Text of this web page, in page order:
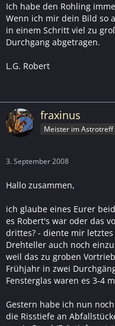
Ich habe den Rohling
Wenn ich mir dein Bild so
in einem Schritt viel zu
Durchgang abgetragen.
L.G. Robert
fraxinus
Meister im Astrotreff
3. September 2008
Hallo zusammen,
ich glaube eines Eurer
es Robert's war oder das
drittes? - diente mir letztes
Drehteller auch noch
weil das zu groben
Frühjahr in zwei
Fensterglas waren es 3-4
Gestern habe ich nun
die Risstiefe an